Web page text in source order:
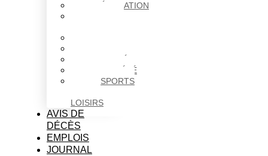
ÉDUCATION
SOCIÉTÉ
SPORTS
LOISIRS
AVIS DE
DÉCÈS
EMPLOIS
JOURNAL